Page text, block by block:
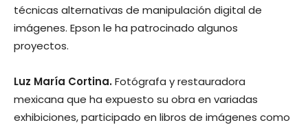
técnicas alternativas de manipulación digital de
imágenes. Epson le ha patrocinado algunos
proyectos.
Luz María Cortina.Fotógrafa y restauradora
mexicana que ha expuesto su obra en variadas
exhibiciones, participado en libros de imágenes como